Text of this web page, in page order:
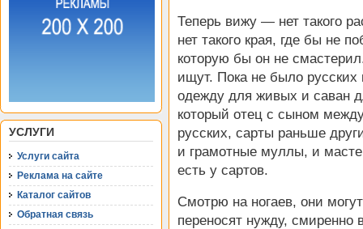
УСЛУГИ
Услуги сайта
Реклама на сайте
Каталог сайтов
Обратная связь
Теперь вижу — нет такого
нет такого края, где бы не
которую бы он не
ищут. Пока не было русских
одежду для живых и саван
который отец с сыном
русских, сарты раньше
и грамотные муллы, и
есть у сартов.
Смотрю на ногаев, они
переносят нужду, смиренно